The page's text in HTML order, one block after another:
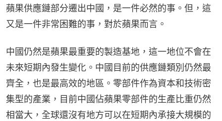
蘋果供應鏈部分遷出中國，是一件必然的事。但，這
又是一件非常困難的事，對於蘋果而言。
中國仍然是蘋果最重要的製造基地，這一地位不會在
未來短期內發生變化。中國目前的供應鏈類別仍然最
齊全，也是最高效的地區。零部件作為資本和技術密
集型的產業，目前中國佔蘋果零部件的生產比重仍然
相當大，全球還沒有地方可以在短期內承接大規模的